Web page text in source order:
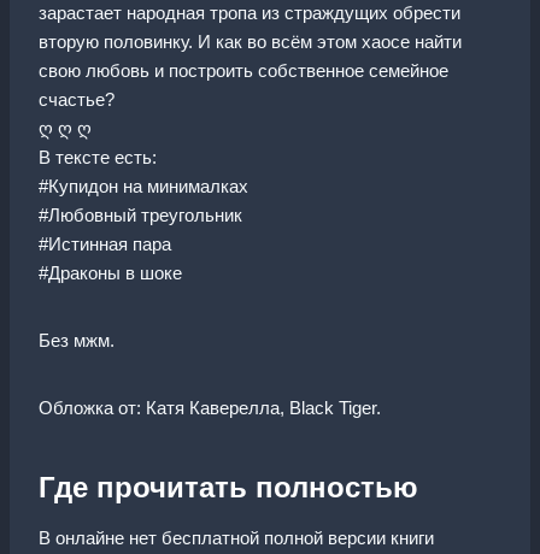
зарастает народная тропа из страждущих обрести
вторую половинку. И как во всём этом хаосе найти
свою любовь и построить собственное семейное
счастье?
ღ ღ ღ
В тексте есть:
#Купидон на минималках
#Любовный треугольник
#Истинная пара
#Драконы в шоке
Без мжм.
Обложка от: Катя Каверелла, Black Tiger.
Где прочитать полностью
В онлайне нет бесплатной полной версии книги